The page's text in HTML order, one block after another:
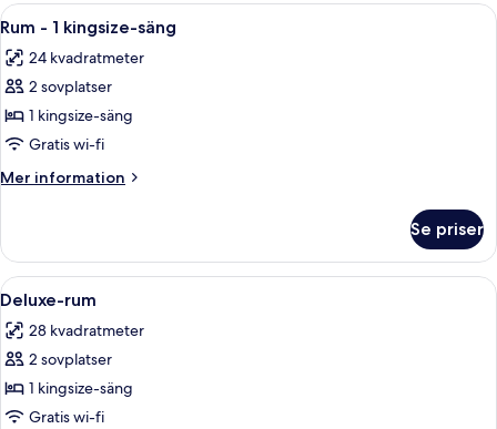
Öppna
alla
foton
för
Rum
-
1
kingsize-
Ett hotellrum med en stor säng, ett
5
Rum - 1 kingsize-säng
24 kvadratmeter
2 sovplatser
1 kingsize-säng
Gratis wi-fi
Mer information
Mer
-
kingsize-
Se priser
Öppna
alla
foton
för
Deluxe-
rum
Ett hotellrum med en säng, en stol,
5
Deluxe-rum
28 kvadratmeter
2 sovplatser
1 kingsize-säng
Gratis wi-fi